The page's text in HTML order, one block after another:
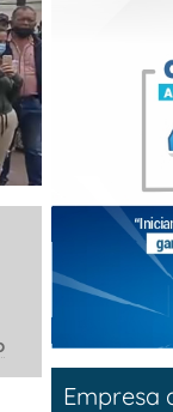
Empresa